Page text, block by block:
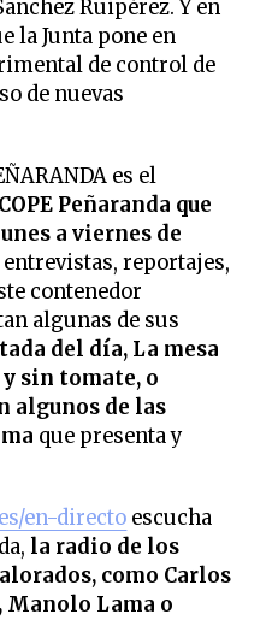
Ruipérez. Y en
la Junta pone en
de control de
de nuevas
es el
Peñaranda que
a viernes de
reportajes,
contenedor
algunas de sus
del día, La mesa
y sin tomate, o
algunos de las
que presenta y
en-directo escucha
la radio de los
como Carlos
Manolo Lama o